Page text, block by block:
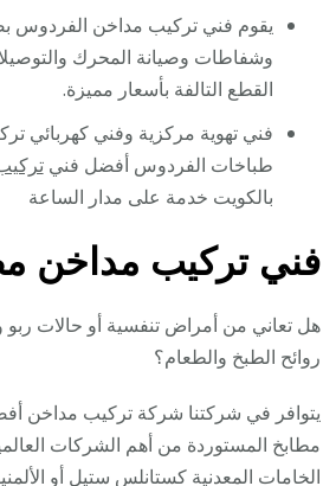
يقوم فني تركيب مداخن الفردوس
وشفاطات وصيانة المحرك
القطع التالفة بأسعار مميزة.
فني تهوية مركزية وفني كهربائي
طباخات الفردوس أفضل فني
بالكويت خدمة على مدار الساعة
فني تركيب مداخن
هل تعاني من أمراض تنفسية أو حالات
روائح الطبخ والطعام؟
يتوافر في شركتنا شركة تركيب مداخن
مطابخ المستوردة من أهم الشركات
الخامات المعدنية كستانلس ستيل أو